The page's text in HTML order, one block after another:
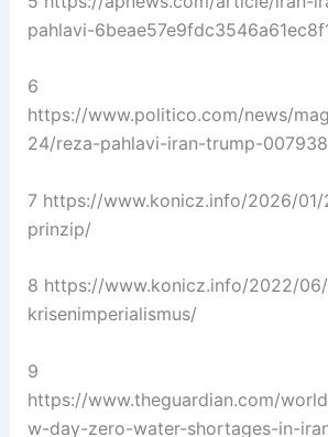
pahlavi-
6
https://www.politico.com/news/
24/reza-pahlavi-iran-trump-
7 https://www.konicz.info/2026/
prinzip/
8 https://www.konicz.info/2022/
krisenimperialismus/
9
https://www.theguardian.com/
w-day-zero-water-shortages-in-